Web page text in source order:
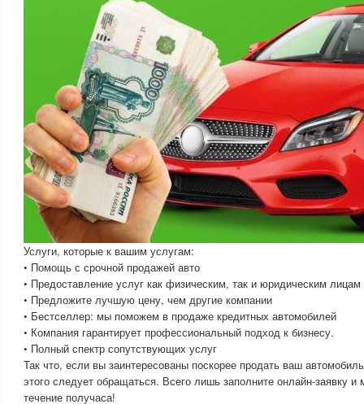
Услуги, которые к вашим услугам:
• Помощь с срочной продажей авто
• Предоставление услуг как физическим, так и юридическим лицам
• Предложите лучшую цену, чем другие компании
• Бестселлер: мы поможем в продаже кредитных автомобилей
• Компания гарантирует профессиональный подход к бизнесу.
• Полный спектр сопутствующих услуг
Так что, если вы заинтересованы поскорее продать ваш
этого следует обращаться. Всего лишь заполните онлайн-заявку
течение получаса!